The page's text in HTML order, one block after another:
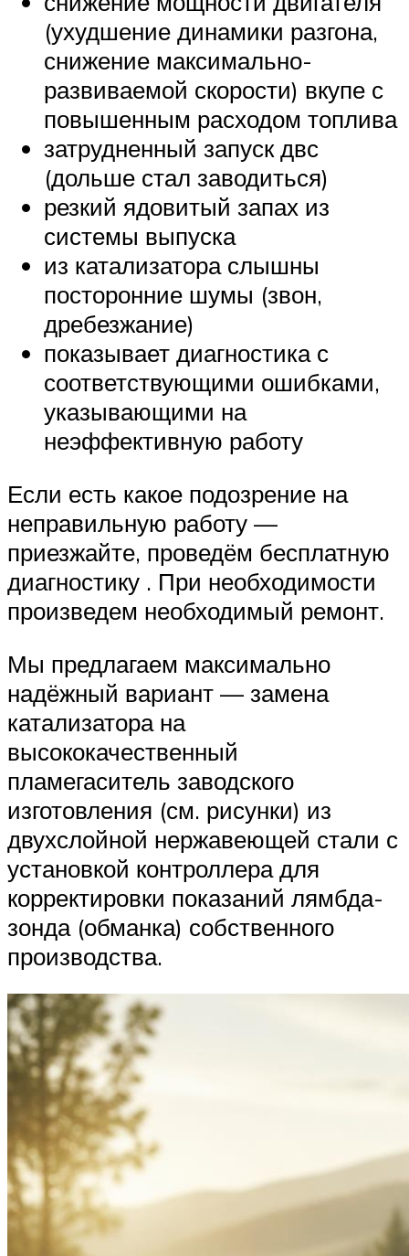
(ухудшение динамики разгона,
снижение максимально-
развиваемой скорости) вкупе с
повышенным расходом топлива
затрудненный запуск двс
(дольше стал заводиться)
резкий ядовитый запах из
системы выпуска
из катализатора слышны
посторонние шумы (звон,
дребезжание)
показывает диагностика с
соответствующими ошибками,
указывающими на
неэффективную работу
Если есть какое подозрение на
неправильную работу —
приезжайте, проведём бесплатную
диагностику . При необходимости
произведем необходимый ремонт.
Мы предлагаем максимально
надёжный вариант — замена
катализатора на
высококачественный
пламегаситель заводского
изготовления (см. рисунки) из
двухслойной нержавеющей стали с
установкой контроллера для
корректировки показаний лямбда-
зонда (обманка) собственного
производства.